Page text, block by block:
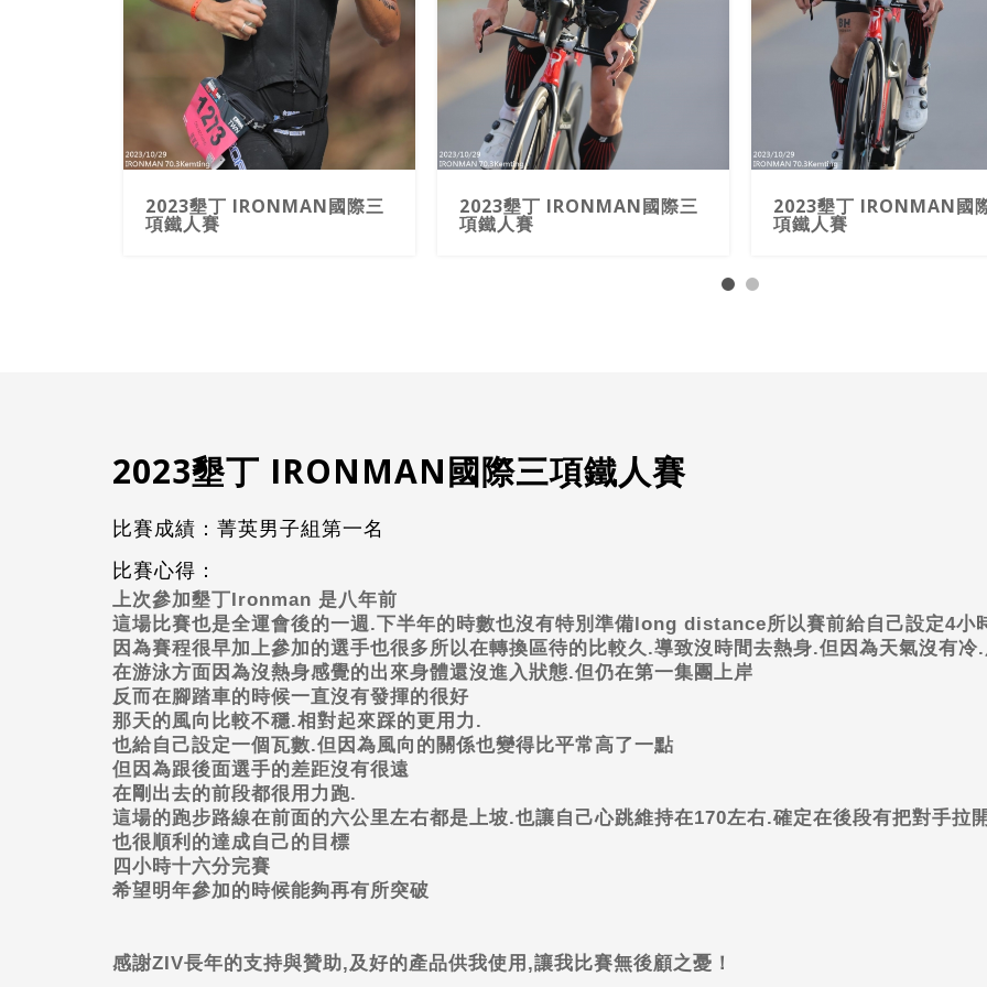
2023墾丁 IRONMAN國際三
項鐵人賽
2023墾丁 IRONMAN國際三
項鐵人賽
2023墾丁 IRONMAN國
項鐵人賽
2023墾丁 IRONMAN國際三項鐵人賽
比賽成績：菁英男子組第一名
比賽心得：
上次參加墾丁Ironman 是八年前
這場比賽也是全運會後的一週 .下半年的時數也沒有特別準備long distance所以賽前給自己設定4小
因為賽程很早加上參加的選手也很多所以在轉換區待的比較久 .導致沒時間去熱身.但因為天氣沒有冷.
在游泳方面因為沒熱身感覺的出來身體還沒進入狀態.但仍在第一集團上岸
反而在腳踏車的時候一直沒有發揮的很好
那天的風向比較不穩.相對起來踩的更用力 .
也給自己設定一個瓦數.但因為風向的關係也變得比平常高了一點
但因為跟後面選手的差距沒有很遠
在剛出去的前段都很用力跑.
這場的跑步路線在前面的六公里左右都是上坡.也讓自己心跳維持在170左右.確定在後段有把對手拉
也很順利的達成自己的目標
四小時十六分完賽
希望明年參加的時候能夠再有所突破
感謝ZIV長年的支持與贊助,及好的產品供我使用 ,讓我比賽無後顧之憂！